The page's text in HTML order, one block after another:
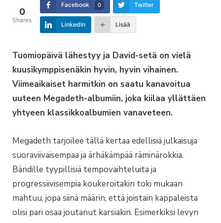
0
Shares
Facebook 0 Twitter
LinkedIn Lisää
Tuomiopäivä lähestyy ja David-setä on vielä
kuusikymppisenäkin hyvin, hyvin vihainen.
Viimeaikaiset harmitkin on saatu kanavoitua
uuteen Megadeth-albumiin, joka kiilaa yllättäen
yhtyeen klassikkoalbumien vanaveteen.
Megadeth tarjoilee tällä kertaa edellisiä julkaisuja
suoraviivaisempaa ja ärhäkämpää räminärokkia.
Bändille tyypillisiä tempovaihteluita ja
progressiivisempia koukeroitakin toki mukaan
mahtuu, jopa siinä määrin, että joistain kappaleista
olisi pari osaa joutanut karsiakin. Esimerkiksi levyn